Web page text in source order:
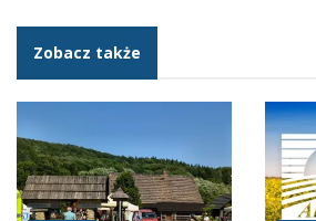
Zobacz także